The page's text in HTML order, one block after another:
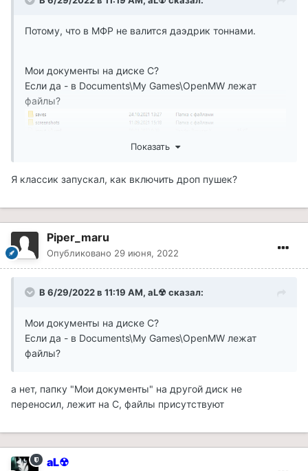
Потому, что в МФР не валится даэдрик тоннами.
Мои документы на диске C?
Если да - в Documents\My Games\OpenMW лежат
файлы?
Показать
Я классик запускал, как включить дроп пушек?
Piper_maru
Опубликовано 29 июня, 2022
В 6/29/2022 в 11:19 AM, aL☢ сказал:
Мои документы на диске C?
Если да - в Documents\My Games\OpenMW лежат
файлы?
а нет, папку "Мои документы" на другой диск не
переносил, лежит на С, файлы присутствуют
aL☢